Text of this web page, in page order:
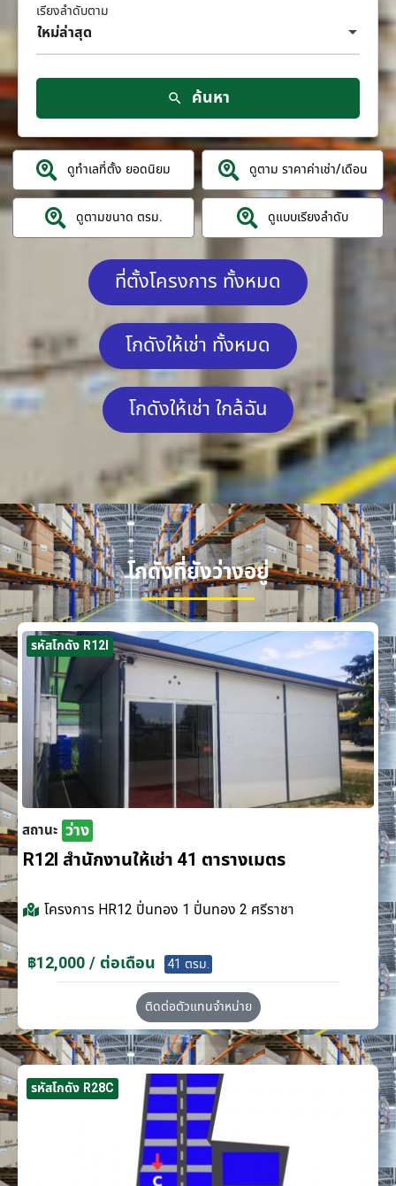
ใหม่ล่าสุด
เรียงลำดับตาม
ค้นหา
ดูทำเลที่ตั้ง ยอดนิยม ดูตาม ราคาค่าเช่า/เดือน
ดูตามขนาด ตรม. ดูแบบเรียงลำดับ
ที่ตั้งโครงการ ทั้งหมด
โกดังให้เช่า ทั้งหมด
โกดังให้เช่า ใกล้ฉัน
โกดังที่ยังว่างอยู่
รหัสโกดัง R12I
สถานะ ว่าง
R12I สำนักงานให้เช่า 41 ตารางเมตร
โครงการ HR12 ปิ่นทอง 1 ปิ่นทอง 2 ศรีราชา
฿12,000 / ต่อเดือน 41 ตรม.
ติดต่อตัวแทนจำหน่าย
รหัสโกดัง R28C